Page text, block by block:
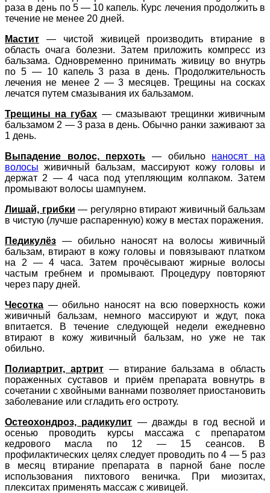
раза в день по 5 — 10 капель. Курс лечения продолжить в
течение не менее 20 дней.
Мастит
— чистой живицей производить втирание в
область очага болезни. Затем приложить компресс из
бальзама. Одновременно принимать живицу во внутрь
по 5 — 10 капель 3 раза в день. Продолжительность
лечения не менее 2 — 3 месяцев. Трещины на сосках
лечатся путем смазывания их бальзамом.
Трещины на губах — смазывают трещинки живичным
бальзамом 2 — 3 раза в день. Обычно ранки заживают за
1 день.
Выпадение волос, перхоть
— обильно наносят на
волосы живичный бальзам, массируют кожу головы и
держат 2 — 4 часа под утепляющим колпаком. Затем
промывают волосы шампунем.
Лишай, грибки — регулярно втирают живичный бальзам
в чистую (лучше распаренную) кожу в местах поражения.
Педикулёз — обильно наносят на волосы живичный
бальзам, втирают в кожу головы и повязывают платком
на 2 — 4 часа. Затем прочёсывают жирные волосы
частым гребнем и промывают. Процедуру повторяют
через пару дней.
Чесотка — обильно наносят на всю поверхность кожи
живичный бальзам, немного массируют и ждут, пока
впитается. В течение следующей недели ежедневно
втирают в кожу живичный бальзам, но уже не так
обильно.
Полиартрит, артрит — втирание бальзама в область
пораженных суставов и приём препарата вовнутрь в
сочетании с хвойными ваннами позволяет приостановить
заболевание или сгладить его остроту.
Остеохондроз, радикулит — дважды в год весной и
осенью проводить курсы массажа с препаратом
кедрового масла по 12 — 15 сеансов. В
профилактических целях следует проводить по 4 — 5 раз
в месяц втирание препарата в парной бане после
использования пихтового веничка. При миозитах,
плекситах применять массаж с живицей.